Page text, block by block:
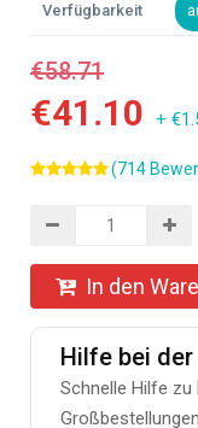
Verfügbarkeit
€58.71
€41.10 +
(714
In den
Hilfe bei
Schnelle Hilfe